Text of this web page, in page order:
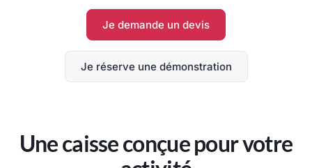
Je demande un devis
Je réserve une démonstration
Une caisse conçue pour votre